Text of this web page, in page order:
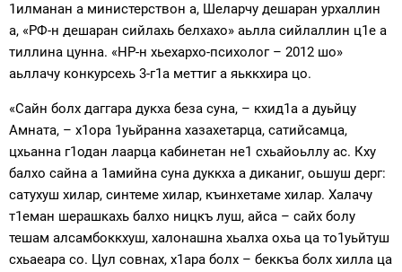
1илманан а министерствон а, Шеларчу дешаран урхаллин
а, «РФ-н дешаран сийлахь белхахо» аьлла сийлаллин ц1е а
тиллина цунна. «НР-н хьехархо-психолог – 2012 шо»
аьллачу конкурсехь 3-г1а меттиг а яьккхира цо.
«Сайн болх даггара дукха беза суна, – кхид1а а дуьйцу
Амната, – х1ора 1уьйранна хазахетарца, сатийсамца,
цхьанна г1одан лаарца кабинетан не1 схьайоьллу ас. Кху
балхо сайна а 1амийна суна дуккха а диканиг, оьшуш дерг:
сатухуш хилар, синтеме хилар, къинхетаме хилар. Халачу
т1еман шерашкахь балхо ницкъ луш, айса – сайх болу
тешам алсамбоккхуш, халонашна хьалха охьа ца то1уьйтуш
схьаеара со. Цул совнах, х1ара болх – беккъа болх хилла ца